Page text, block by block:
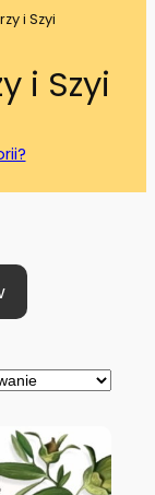
i Szyi
i Szyi